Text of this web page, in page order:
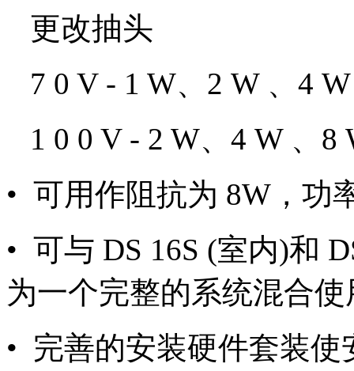
更改抽头
7 0 V - 1 W、2 W 、4
1 0 0 V - 2 W、4 W 、8
• 可用作阻抗为 8W，功
• 可与 DS 16S (室内)和
为一个完整的系统混合使
• 完善的安装硬件套装使